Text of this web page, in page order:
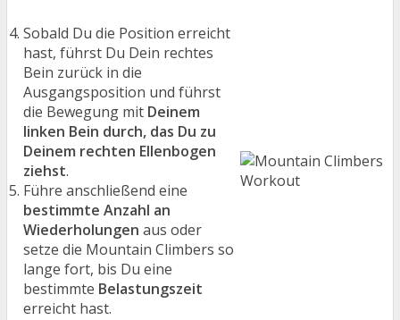
Sobald Du die Position erreicht
hast, führst Du Dein rechtes
Bein zurück in die
Ausgangsposition und führst
die Bewegung mit Deinem
linken Bein durch, das Du zu
Deinem rechten Ellenbogen
ziehst.
Führe anschließend eine
bestimmte Anzahl an
Wiederholungen aus oder
setze die Mountain Climbers so
lange fort, bis Du eine
bestimmte Belastungszeit
erreicht hast.